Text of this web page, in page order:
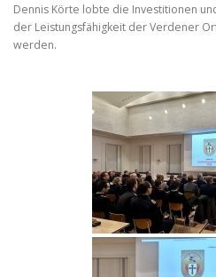
Dennis Körte lobte die Investitionen
der Leistungsfähigkeit der Verdener
werden.